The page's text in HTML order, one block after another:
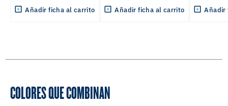
Añadir ficha al carrito Añadir ficha al carrito Añadir
COLORES QUE COMBINAN